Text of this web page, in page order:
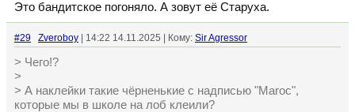
Это бандитское погоняло. А зовут её Старуха.
#29 Zveroboy | 14:22 14.11.2025 | Кому: Sir Agressor
> Чего!?
>
> А наклейки такие чёрненькие с надписью "Maroc",
которые мы в школе на лоб клеили?